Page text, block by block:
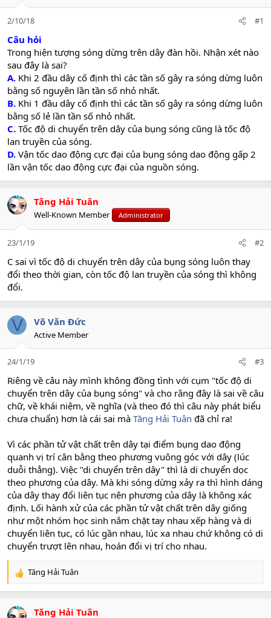
2/10/18 #1
Câu hỏi
Trong hiện tượng sóng dừng trên dây đàn hồi. Nhận xét nào
sau đây là sai?
A. Khi 2 đầu dây cố định thì các tần số gây ra sóng dừng luôn
bằng số nguyên lần tần số nhỏ nhất.
B. Khi 1 đầu dây cố định thì các tần số gây ra sóng dừng luôn
bằng số lẻ lần tần số nhỏ nhất.
C. Tốc độ di chuyển trên dây của bụng sóng cũng là tốc độ
lan truyền của sóng.
D. Vận tốc dao động cực đại của bụng sóng dao động gấp 2
lần vận tốc dao động cực đại của nguồn sóng.
Tăng Hải Tuân
Well-Known Member Administrator
23/1/19 #2
C sai vì tốc độ di chuyển trên dây của bụng sóng luôn thay
đổi theo thời gian, còn tốc độ lan truyền của sóng thì không
đổi.
V Võ Văn Đức
Active Member
24/1/19 #3
Riêng về câu này mình không đồng tình với cụm "tốc độ di
chuyển trên dây của bụng sóng" và cho rằng đây là sai về câu
chữ, về khái niệm, về nghĩa (và theo đó thì câu này phát biểu
chưa chuẩn) hơn là cái sai mà Tăng Hải Tuân đã chỉ ra!
Vì các phần tử vật chất trên dây tại điểm bụng dao động
quanh vị trí cân bằng theo phương vuông góc với dây (lúc
duỗi thẳng). Việc "di chuyển trên dây" thì là di chuyển dọc
theo phương của dây. Mà khi sóng dừng xảy ra thì hình dáng
của dây thay đổi liên tục nên phương của dây là không xác
định. Lối hành xử của các phần tử vật chất trên dây giống
như một nhóm học sinh nắm chặt tay nhau xếp hàng và di
chuyển liên tục, có lúc gần nhau, lúc xa nhau chứ không có di
chuyển trượt lên nhau, hoán đổi vị trí cho nhau.
R
c
Tăng Hải Tuân
Tăng Hải Tuân